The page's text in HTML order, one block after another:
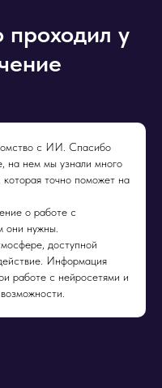
проходил у
с ИИ. Спасибо
на нем мы узнали много
точно поможет на
о работе с
они нужны.
доступной
Информация
работе с нейросетями и